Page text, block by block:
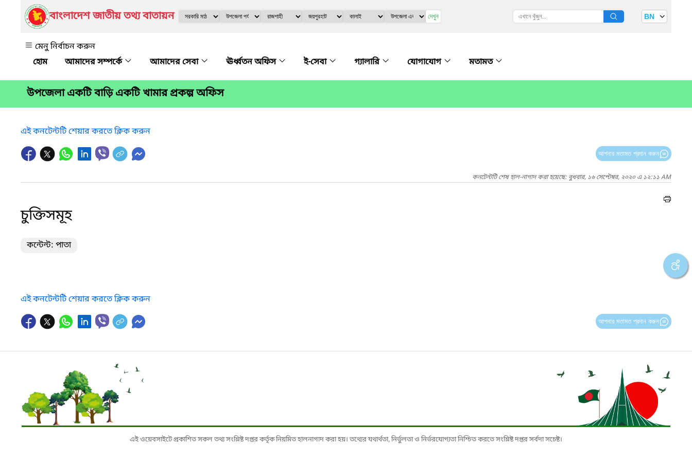
বাংলাদেশ জাতীয় তথ্য বাতায়ন দেখুন BN
মেনু নির্বাচন করুন
আমাদের সম্পর্কে
আমাদের সেবা ঊর্ধ্বতন অফিস ই-সেবা গ্যালারি যোগাযোগ মতামত
উপজেলা একটি বাড়ি একটি খামার প্রকল্প অফিস
এই কনটেন্টটি শেয়ার করতে ক্লিক করুন
আপনার মতামত প্রদান করুন
কনটেন্টটি শেষ হাল-নাগাদ করা হয়েছে: বুধবার, ১৬ সেপ্টেম্বর, ২০২০ এ ১২:১১ AM
চুক্তিসমূহ
কন্টেন্ট: পাতা
এই কনটেন্টটি শেয়ার করতে ক্লিক করুন
আপনার মতামত প্রদান করুন
এই ওয়েবসাইটে প্রকাশিত সকল তথ্য সংশ্লিষ্ট দপ্তর কর্তৃক নিয়মিত হালনাগাদ করা হয়। তথ্যের যথার্থতা, নির্ভুলতা ও নির্ভরযোগ্যতা নিশ্চিত করতে সংশ্লিষ্ট দপ্তর সর্বদা সচেষ্ট।